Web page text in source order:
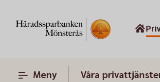
Meny Våra